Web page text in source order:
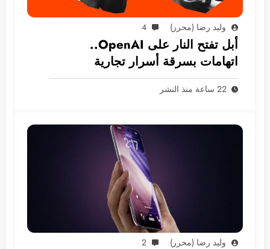
وليد رضا (محرر) 4
أبل تفتح النار على OpenAI..
اتهامات بسرقة أسرار تجارية
22 ساعة منذ النشر
وليد رضا (محرر) 2